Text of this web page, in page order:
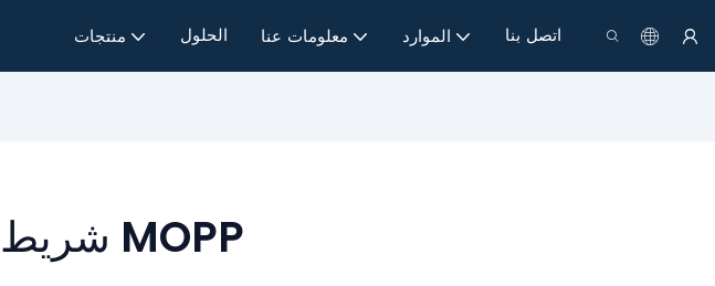
منتجات الحلول معلومات عنا الموارد اتصل بنا
شريط MOPP